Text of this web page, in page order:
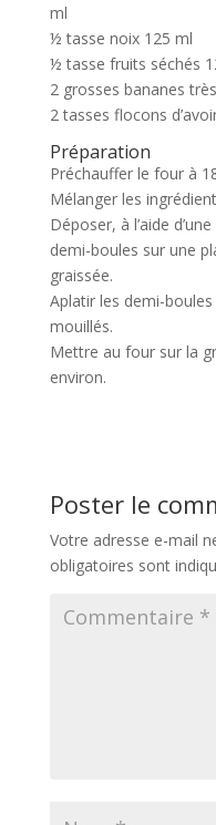
ml
½ tasse noix 125 ml
½ tasse fruits séchés
2 grosses bananes
2 tasses flocons
Préparation
Préchauffer le four à
Mélanger les
Déposer, à l’aide
demi-boules sur une
graissée.
Aplatir les demi-
mouillés.
Mettre au four sur la
environ.
Poster le
Votre adresse e-mail
obligatoires sont